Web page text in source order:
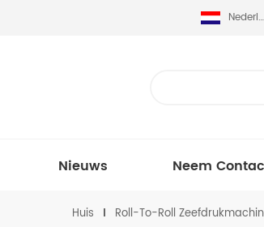
Nederlands
Nieuws Neem
Huis Roll-To-Roll